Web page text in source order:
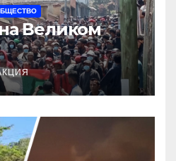
Великом